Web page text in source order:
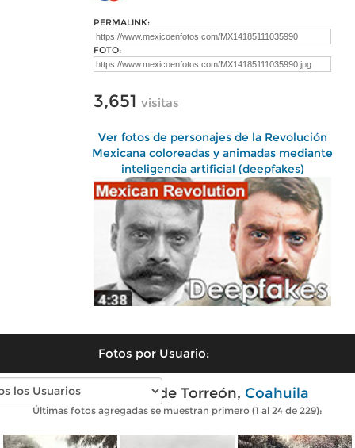
PERMALINK:
FOTO:
3,651 visitas
Ver fotos de personajes de la Revolución
Mexicana coloreadas y animadas mediante
inteligencia artificial (deepfakes)
Fotos por Usuario:
Fotos antiguas de Torreón, Coahuila
Últimas fotos agregadas se muestran primero (1 al 24 de 229):